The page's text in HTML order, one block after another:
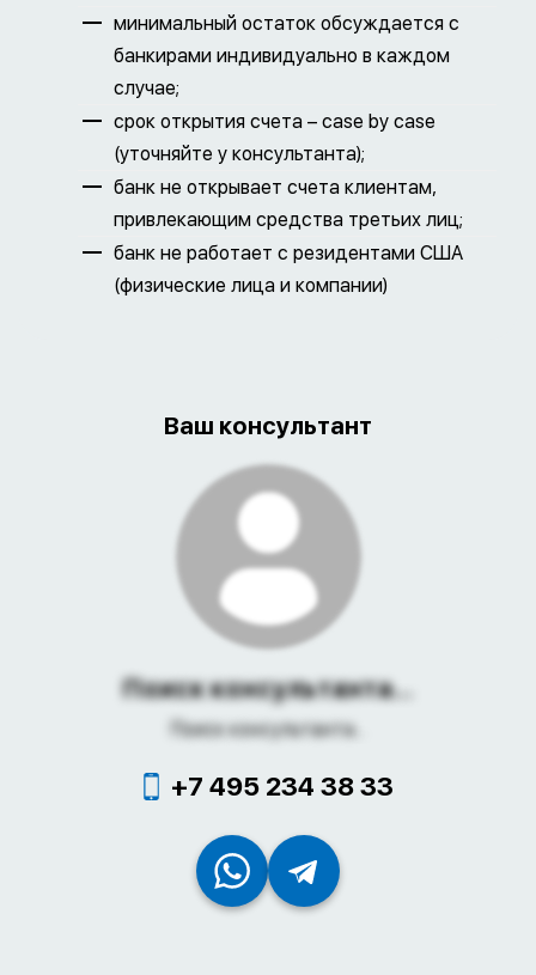
минимальный остаток обсуждается с
банкирами индивидуально в каждом
случае;
срок открытия счета – case by case
(уточняйте у консультанта);
банк не открывает счета клиентам,
привлекающим средства третьих лиц;
банк не работает с резидентами США
(физические лица и компании)
Ваш консультант
Поиск консультанта...
Поиск консультанта...
+7 495 234 38 33